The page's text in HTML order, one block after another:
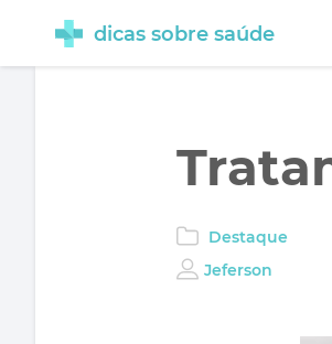
Destaque
Jeferson
dicas sobre saúde